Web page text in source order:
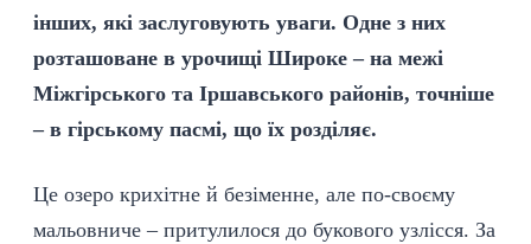
інших, які заслуговують уваги. Одне з них
розташоване в урочищі Широке – на межі
Міжгірського та Іршавського районів, точніше
– в гірському пасмі, що їх розділяє.
Це озеро крихітне й безіменне, але по-своєму
мальовниче – притулилося до букового узлісся. За